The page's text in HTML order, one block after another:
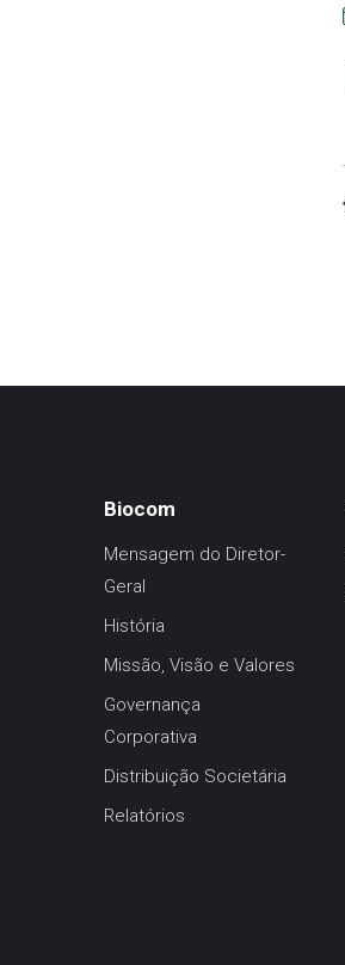
Biocom
Mensagem do Diretor-
Geral
História
Missão, Visão e Valores
Governança
Corporativa
Distribuição Societária
Relatórios